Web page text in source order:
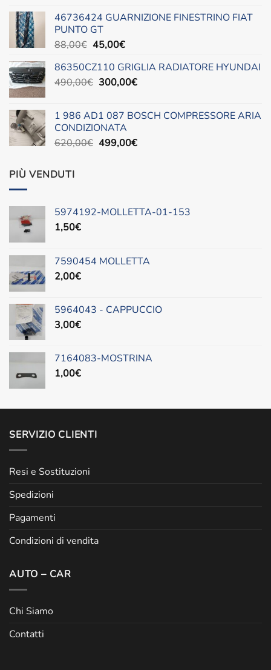
era:
42,00€.
è:
46736424 GUARNIZIONE FINESTRINO FIAT
PUNTO GT
88,00€ Il
originale
era:
45,00€Il
attuale
è:
86350CZ110 GRIGLIA RADIATORE HYUNDAI
490,00€ Il
era:
490,00€.
300,00€Il
è:
1 986 AD1 087 BOSCH COMPRESSORE ARIA
CONDIZIONATA
620,00€ Il
499,00€Il
PIÙ VENDUTI
5974192-MOLLETTA-01-153
1,50€
7590454 MOLLETTA
2,00€
5964043 - CAPPUCCIO
3,00€
7164083-MOSTRINA
1,00€
SERVIZIO CLIENTI
Resi e Sostituzioni
Spedizioni
Pagamenti
Condizioni di vendita
AUTO – CAR
Chi Siamo
Contatti